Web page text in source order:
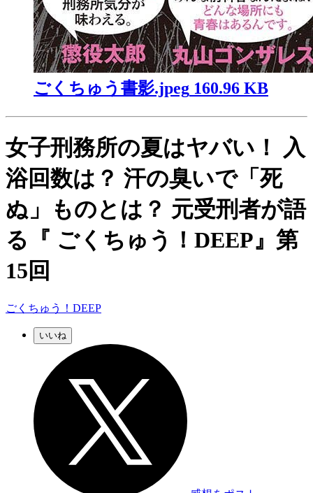
ごくちゅう書影.jpeg 160.96 KB
女子刑務所の夏はヤバい！ 入
浴回数は？ 汗の臭いで「死
ぬ」ものとは？ 元受刑者が語
る『 ごくちゅう！DEEP』第
15回
ごくちゅう！DEEP
いいね